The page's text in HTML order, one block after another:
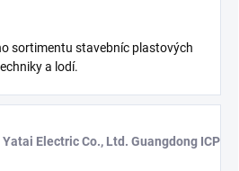
sortimentu stavebníc plastových
a lodí.
Electric Co., Ltd. Guangdong ICP